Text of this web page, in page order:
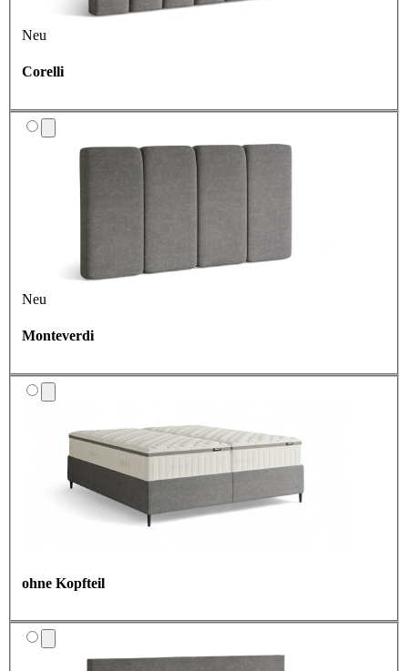
Neu
Corelli
Neu
Monteverdi
ohne Kopfteil